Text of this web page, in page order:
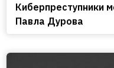
Киберпреступники
Павла Дурова